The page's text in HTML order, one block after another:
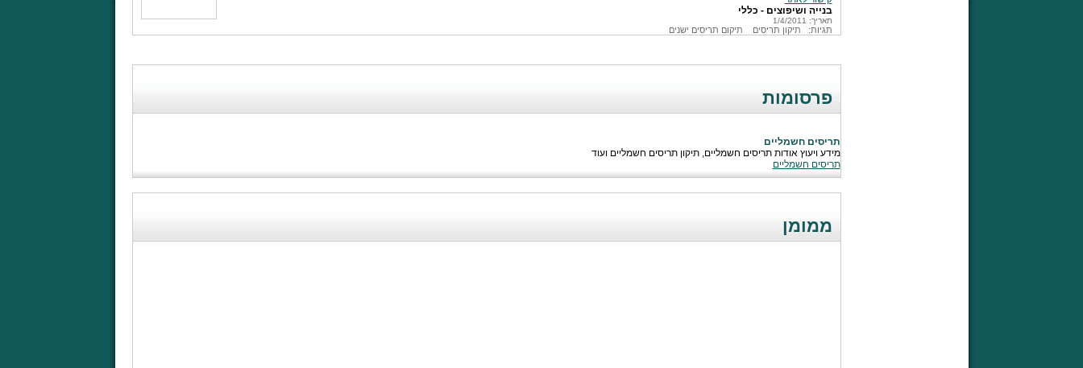
בנייה ושיפוצים - כללי
תאריך: 1/4/2011
תגיות: תיקון תריסים תיקום תריסים ישנים
פרסומות
תריסים חשמליים
מידע ויעוץ אודות תריסים חשמליים, תיקון תריסים חשמליים ועוד
תריסים חשמליים
ממומן